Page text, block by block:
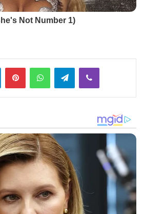
LinkedInPinterestWhatsAppTelegramViber